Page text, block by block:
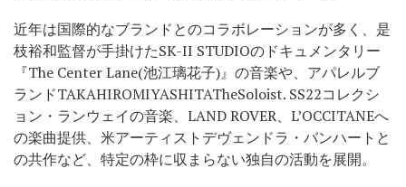
近年は国際的なブランドとのコラボレーションが多く、是
枝裕和監督が手掛けたSK-II STUDIOのドキュメンタリー
『The Center Lane(池江璃花子)』の音楽や、アパレルブ
ランドTAKAHIROMIYASHITATheSoloist. SS22コレクシ
ョン・ランウェイの音楽、LAND ROVER、L’OCCITANEへ
の楽曲提供、米アーティストデヴェンドラ・バンハートと
の共作など、特定の枠に収まらない独自の活動を展開。